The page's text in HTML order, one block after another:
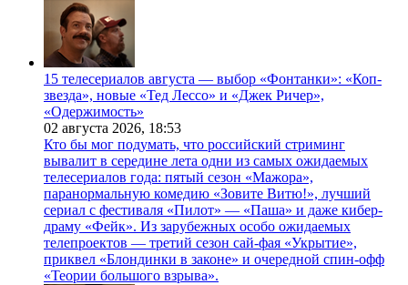
15 телесериалов августа — выбор «Фонтанки»: «Коп-
звезда», новые «Тед Лессо» и «Джек Ричер»,
«Одержимость»
02 августа 2026, 18:53
Кто бы мог подумать, что российский стриминг
вывалит в середине лета одни из самых ожидаемых
телесериалов года: пятый сезон «Мажора»,
паранормальную комедию «Зовите Витю!», лучший
сериал с фестиваля «Пилот» — «Паша» и даже кибер-
драму «Фейк». Из зарубежных особо ожидаемых
телепроектов — третий сезон сай-фая «Укрытие»,
приквел «Блондинки в законе» и очередной спин-офф
«Теории большого взрыва».